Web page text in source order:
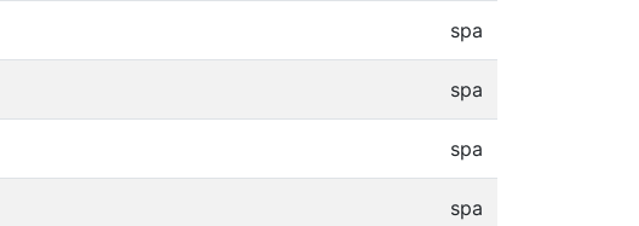
spa
spa
spa
spa